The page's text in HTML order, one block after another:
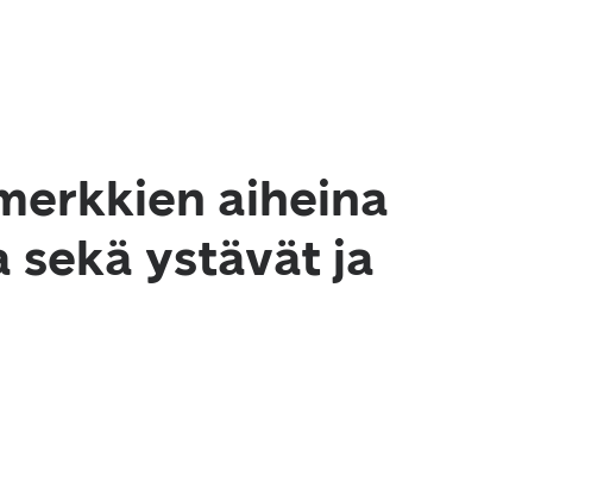
aiheina
sekä ystävät ja